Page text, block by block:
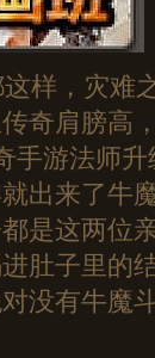
样，灾难
奇肩膀高
手游法师
出来了牛
是这两位
肚子里的
没有牛魔